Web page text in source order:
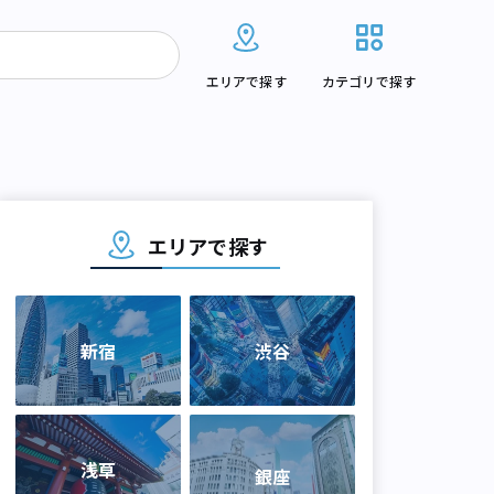
エリアで探す カテゴリで探す
エリアで探す
新宿 渋谷
浅草 銀座